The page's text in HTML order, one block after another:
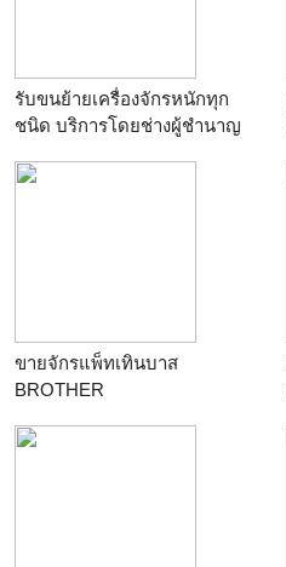
รับขนย้ายเครื่องจักรหนักทุก
ชนิด บริการโดยช่างผู้ชำนาญ
ขายจักรแพ็ทเทินบาส
BROTHER